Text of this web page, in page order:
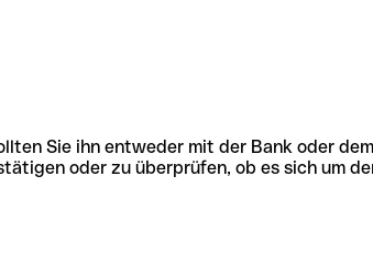
Sie ihn entweder mit der Bank oder
oder zu überprüfen, ob es sich um